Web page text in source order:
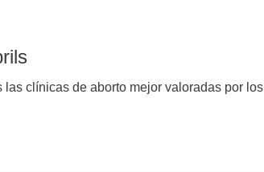
clínicas de aborto mejor valoradas por los